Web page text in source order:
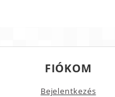
FIÓKOM
Bejelentkezés